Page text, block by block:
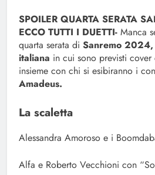
SPOILER QUARTA SERATA
ECCO TUTTI I DUETTI- Manca
quarta serata di Sanremo 2024,
italiana in cui sono previsti
insieme con chi si esibiranno i
Amadeus.
La scaletta
Alessandra Amoroso e i
Alfa e Roberto Vecchioni con